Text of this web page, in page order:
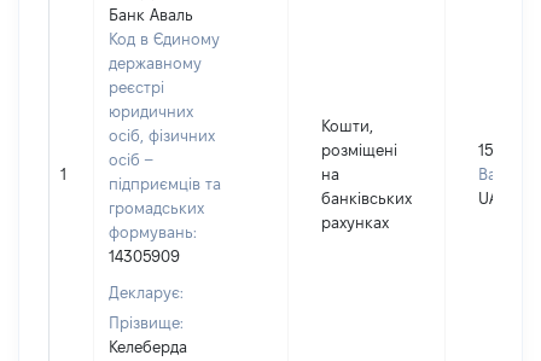
1
Банк Аваль
Код в Єдиному
державному
реєстрі
юридичних
осіб, фізичних
осіб –
підприємців та
громадських
формувань:
14305909
Декларує:
Прізвище:
Келеберда
Кошти,
розміщені
на
банківських
рахунках
15576
Валюта:
UAH